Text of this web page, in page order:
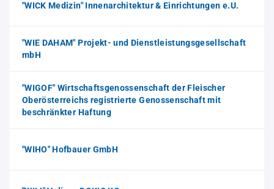
"WICK Medizin" Innenarchitektur & Einrichtungen e.U.
"WIE DAHAM" Projekt- und Dienstleistungsgesellschaft
mbH
"WIGOF" Wirtschaftsgenossenschaft der Fleischer
Oberösterreichs registrierte Genossenschaft mit
beschränkter Haftung
"WIHO" Hofbauer GmbH